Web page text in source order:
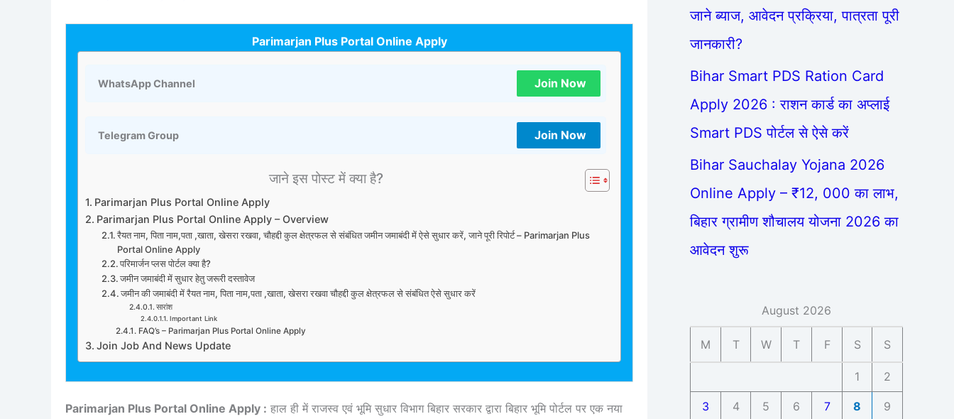
Parimarjan Plus Portal Online Apply
WhatsApp Channel Join Now
Telegram Group Join Now
जाने इस पोस्ट में क्या है?
Parimarjan Plus Portal Online Apply
Parimarjan Plus Portal Online Apply – Overview
रैयत नाम, पिता नाम,पता ,खाता, खेसरा रखवा, चौहद्दी कुल क्षेत्रफल से संबंधित जमीन जमाबंदी में ऐसे सुधार करें, जाने पूरी रिपोर्ट – Parimarjan Plus
Portal Online Apply
परिमार्जन प्लस पोर्टल क्या है?
जमीन जमाबंदी में सुधार हेतु जरूरी दस्तावेज
जमीन की जमाबंदी में रैयत नाम, पिता नाम,पता ,खाता, खेसरा रखवा चौहद्दी कुल क्षेत्रफल से संबंधित ऐसे सुधार करें
सारांश
Important Link
FAQ’s – Parimarjan Plus Portal Online Apply
Join Job And News Update
Parimarjan Plus Portal Online Apply : हाल ही में राजस्व एवं भूमि सुधार विभाग बिहार सरकार द्वारा बिहार भूमि पोर्टल पर एक नया
जाने ब्याज, आवेदन प्रक्रिया, पात्रता पूरी
जानकारी?
Bihar Smart PDS Ration Card
Apply 2026 : राशन कार्ड का अप्लाई
Smart PDS पोर्टल से ऐसे करें
Bihar Sauchalay Yojana 2026
Online Apply – ₹12, 000 का लाभ,
बिहार ग्रामीण शौचालय योजना 2026 का
आवेदन शुरू
August 2026
M T W T F S S
1 2
3 4 5 6 7 8 9